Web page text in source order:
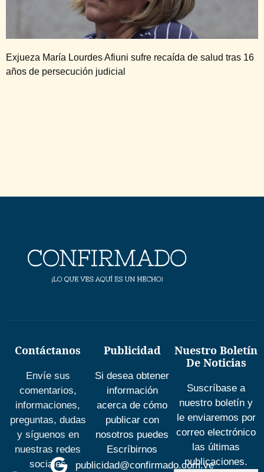
Exjueza María Lourdes Afiuni sufre recaída de salud tras 16
años de persecución judicial
Contáctanos
Envíe sus
comentarios,
informaciones,
preguntas, dudas
y síguenos en
nuestras redes
sociales
Publicidad
Si desea obtener
información
acerca de cómo
publicar con
nosotros puedes
Escríbirnos
publicidad@confirmado.com.ve
Nuestro Boletín
De Noticias
Suscríbase a
nuestro boletín y
le enviaremos por
correo electrónico
las últimas
publicaciones.